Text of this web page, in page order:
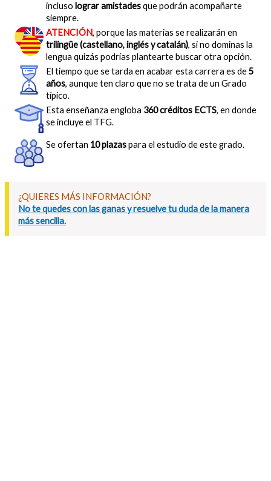
incluso lograr amistadesque podrán acompañarte
siempre.
ATENCIÓN, porque las materias se realizarán en
trilingüe (castellano, inglés y catalán), si no dominas la
lengua quizás podrías plantearte buscar otra opción.
El tiempo que se tarda en acabar esta carrera es de5
años, aunque ten claro que no se trata de un Grado
típico.
Esta enseñanza engloba 360 créditos ECTS, en donde
se incluye el TFG.
Se ofertan 10 plazaspara el estudio de este grado.
¿QUIERES MÁS INFORMACIÓN?
No te quedes con las ganas y resuelve tu duda de la manera
más sencilla.